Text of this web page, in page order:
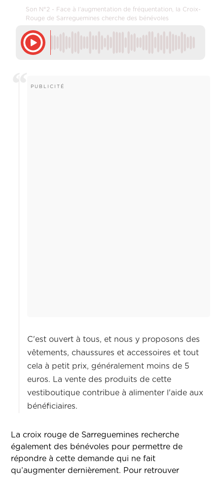
Son N°2 - Face à l'augmentation de fréquentation, la Croix-
Rouge de Sarreguemines cherche des bénévoles
C'est ouvert à tous, et nous y proposons des
vêtements, chaussures et accessoires et tout
cela à petit prix, généralement moins de 5
euros. La vente des produits de cette
vestiboutique contribue à alimenter l'aide aux
bénéficiaires.
La croix rouge de Sarreguemines recherche
également des bénévoles pour permettre de
répondre à cette demande qui ne fait
qu’augmenter dernièrement. Pour retrouver